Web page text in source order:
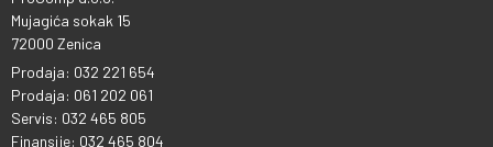
Mujagića sokak 15
72000 Zenica
Prodaja: 032 221 654
Prodaja: 061 202 061
Servis: 032 465 805
Finansije: 032 465 804